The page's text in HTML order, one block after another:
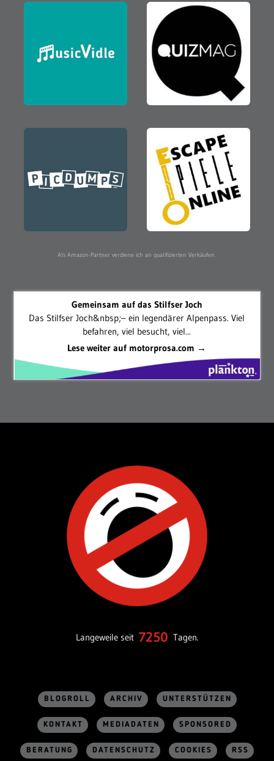
Als Amazon-Partner verdiene ich an qualifizierten Verkäufen.
Gemeinsam auf das Stilfser Joch
Das Stilfser Joch&nbsp;– ein legendärer Alpenpass. Viel
befahren, viel besucht, viel...
Lese weiter auf motorprosa.com →
Langeweile seit 7250 Tagen.
BLOGROLL ARCHIV UNTERSTÜTZEN
KONTAKT MEDIADATEN SPONSORED
BERATUNG DATENSCHUTZ COOKIES RSS